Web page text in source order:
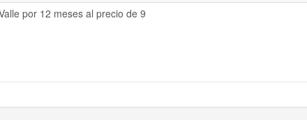
por 12 meses al precio de 9